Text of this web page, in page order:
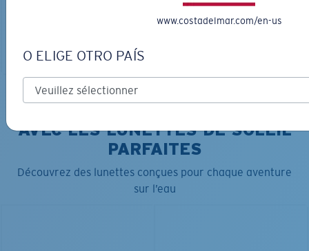
PANIER
AVEC LES LUNETTES DE SOLEIL
PARFAITES
Découvrez des lunettes conçues pour chaque aventure
sur l’eau
www.costadelmar.com/en-us
O ELIGE OTRO PAÍS